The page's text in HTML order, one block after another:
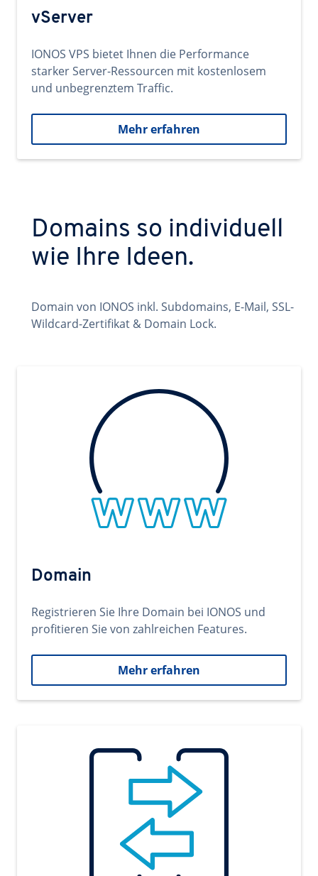
vServer
IONOS VPS bietet Ihnen die Performance
starker Server-Ressourcen mit kostenlosem
und unbegrenztem Traffic.
Mehr erfahren
Domains so individuell
wie Ihre Ideen.
Domain von IONOS inkl. Subdomains, E-Mail, SSL-
Wildcard-Zertifikat & Domain Lock.
Domain
Registrieren Sie Ihre Domain bei IONOS und
profitieren Sie von zahlreichen Features.
Mehr erfahren